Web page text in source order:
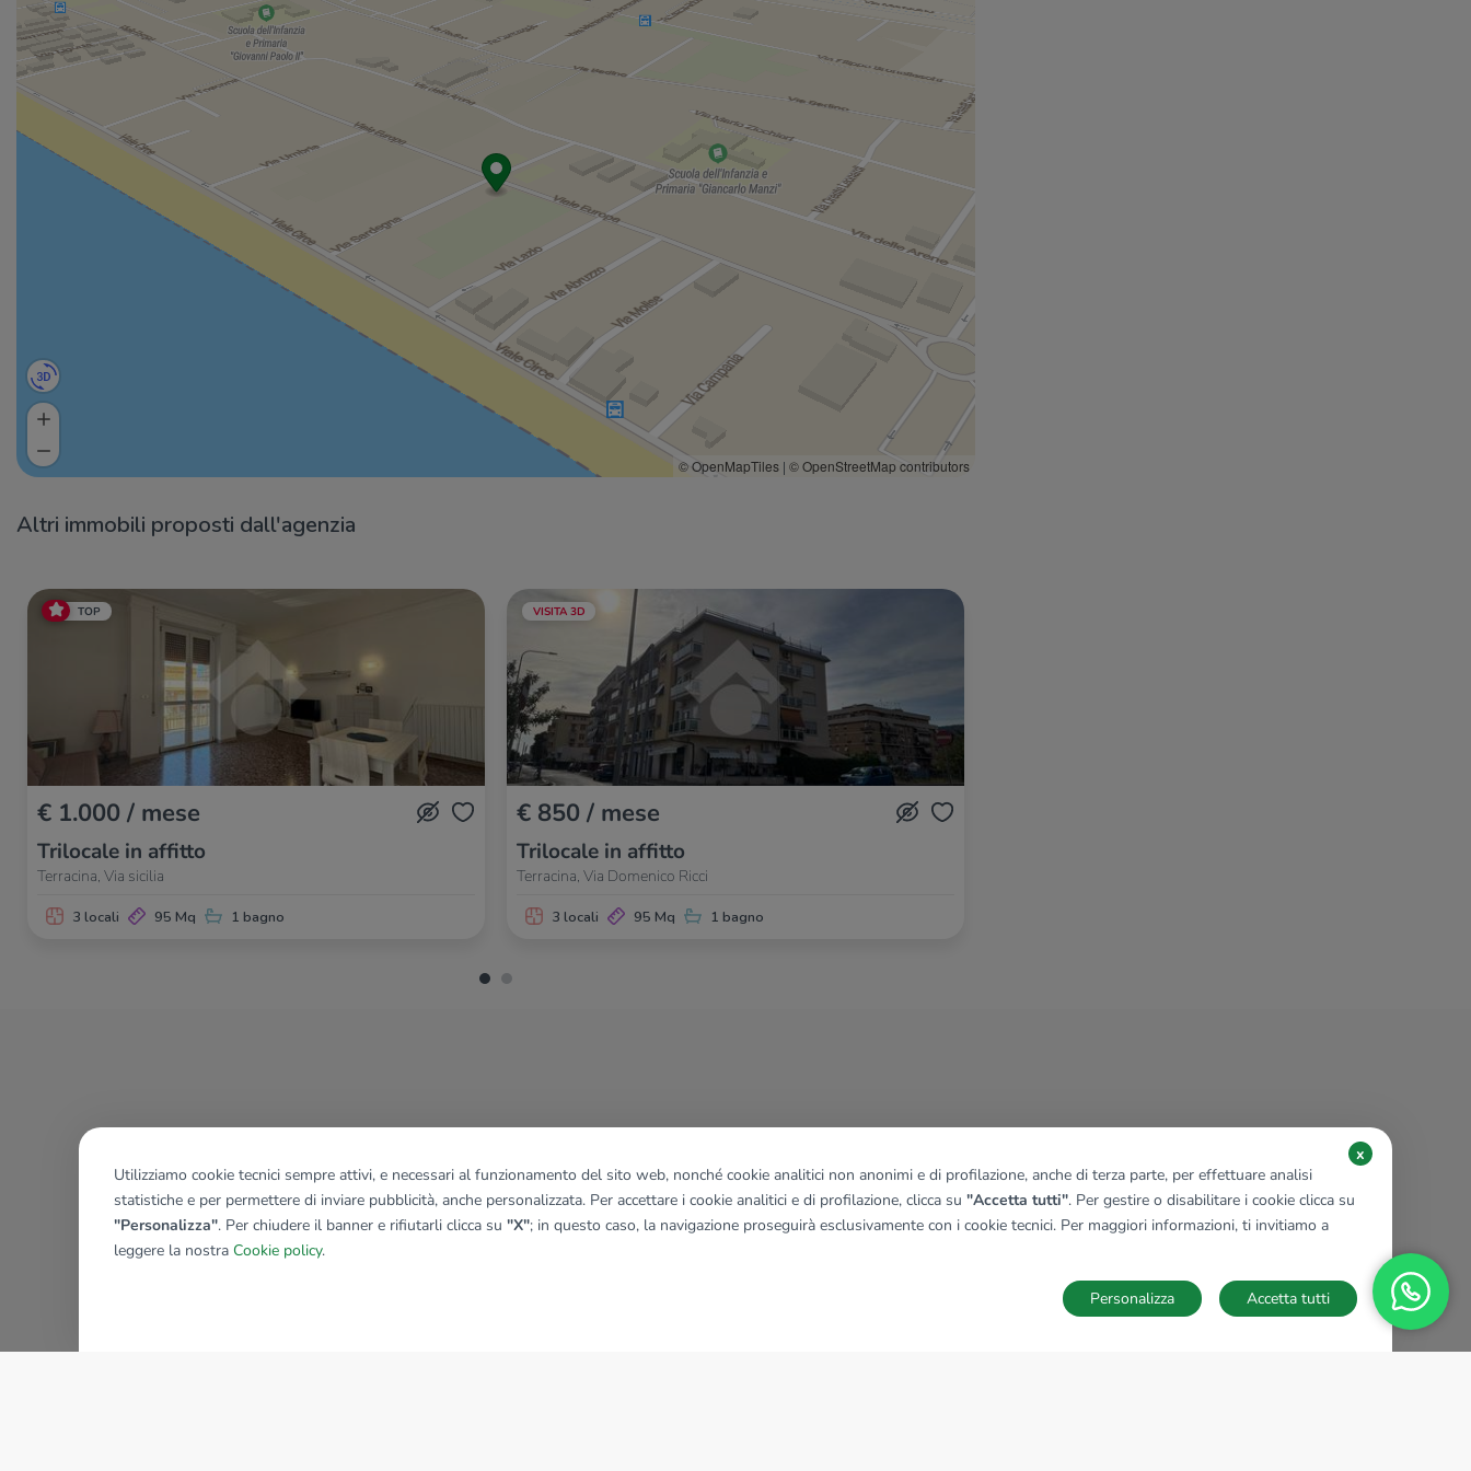
Caseificio L'Angolo della Mozzarella
620 m
Mini caseificio
Piazza Italia
Tezenis
1,4 Km
Original Marines
Bar
Dolce Notte Cafè
Meeting Point Bar
Bar Olmata New
1,1 Km
Bar Milano
Caffetteria Bar Quadrifoglio
Ristoranti
Le Onde
160 m
Centosedici
240 m
Ristorante La Perla
310 m
L'ultimo Spicchio
310 m
© OpenMapTiles | © OpenStreetMap contributors
Altri immobili proposti dall'agenzia
TOP
€ 1.000 / mese
Trilocale in affitto
Terracina, Via sicilia
3 locali 95 Mq 1 bagno
VISITA 3D
€ 850 / mese
Trilocale in affitto
Terracina, Via Domenico Ricci
3 locali 95 Mq 1 bagno
Utilizziamo cookie tecnici sempre attivi, e necessari al funzionamento del sito web, nonché cookie analitici non anonimi e di profilazione, anche di terza parte, per effettuare analisi
statistiche e per permettere di inviare pubblicità, anche personalizzata. Per accettare i cookie analitici e di profilazione, clicca su "Accetta tutti". Per gestire o disabilitare i cookie clicca su
"Personalizza". Per chiudere il banner e rifiutarli clicca su "X"; in questo caso, la navigazione proseguirà esclusivamente con i cookie tecnici. Per maggiori informazioni, ti invitiamo a
leggere la nostra Cookie policy.
x
Accetta tutti
Personalizza